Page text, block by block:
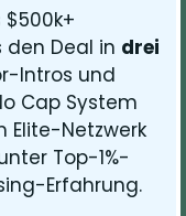
Deal in drei
Intros und
Cap System
Elite-Netzwerk
Top-1%-
Erfahrung.